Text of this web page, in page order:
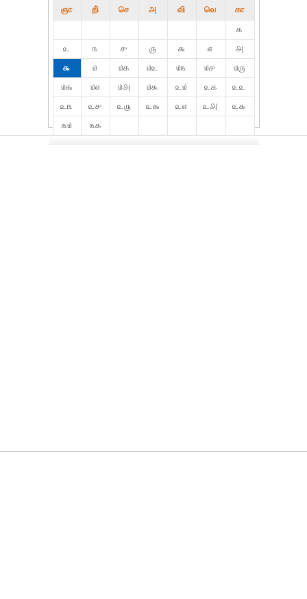
ஞா தி் செ அ வி வெ கா
௧
௨
௩ ௪ ௫ ௬ ௭
௮
௯
௰ ௰௧ ௰௨ ௰௩ ௰௪
௰௫
௰௬
௰௭ ௰௮ ௰௯ ௨௰ ௨௧
௨௨
௨௩
௨௪ ௨௫ ௨௬ ௨௭ ௨௮
௨௯
௩௰
௩௧